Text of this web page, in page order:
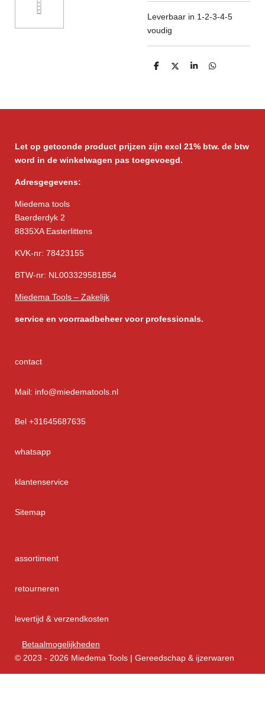
Leverbaar in 1-2-3-4-5
voudig
D
D
S
D
Let op getoonde product prijzen zijn excl 21% btw. de btw
word in de winkelwagen pas toegevoegd.
Adresgegevens:
Miedema tools
Baerderdyk 2
8835XA Easterlittens
KVK-nr: 78423155
BTW-nr: NL003329581B54
Miedema Tools – Zakelijk
service en voorraadbeheer voor professionals.
contact
Mail: info@miedematools.nl
Bel +31645687635
whatsapp
klantenservice
Sitemap
assortiment
retourneren
levertijd & verzendkosten
Betaalmogelijkheden
© 2023 - 2026 Miedema Tools | Gereedschap & ijzerwaren